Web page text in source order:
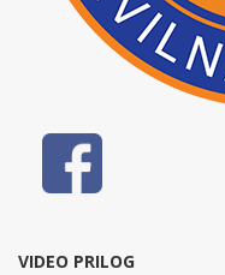
VIDEO PRILOG